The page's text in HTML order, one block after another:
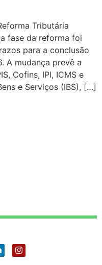
Tributária
fase da reforma foi
para a conclusão
A mudança prevê a
Cofins, IPI, ICMS e
e Serviços (IBS), […]